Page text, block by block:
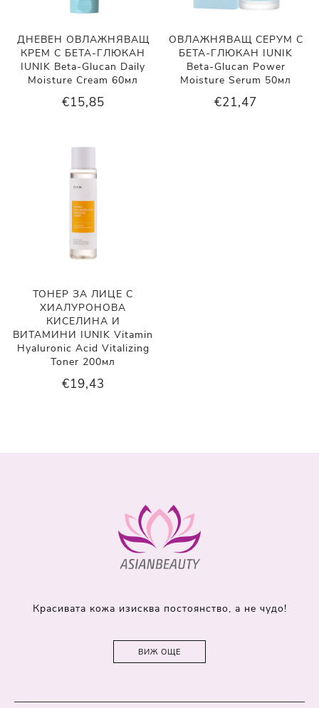
ДНЕВЕН ОВЛАЖНЯВАЩ
КРЕМ С БЕТА-ГЛЮКАН
IUNIK Beta-Glucan Daily
Moisture Cream 60мл
€15,85
ОВЛАЖНЯВАЩ СЕРУМ С
БЕТА-ГЛЮКАН IUNIK
Beta-Glucan Power
Moisture Serum 50мл
€21,47
ТОНЕР ЗА ЛИЦЕ С
ХИАЛУРОНОВА
КИСЕЛИНА И
ВИТАМИНИ IUNIK Vitamin
Hyaluronic Acid Vitalizing
Toner 200мл
€19,43
Красивата кожа изисква постоянство, а не чудо!
ВИЖ ОЩЕ